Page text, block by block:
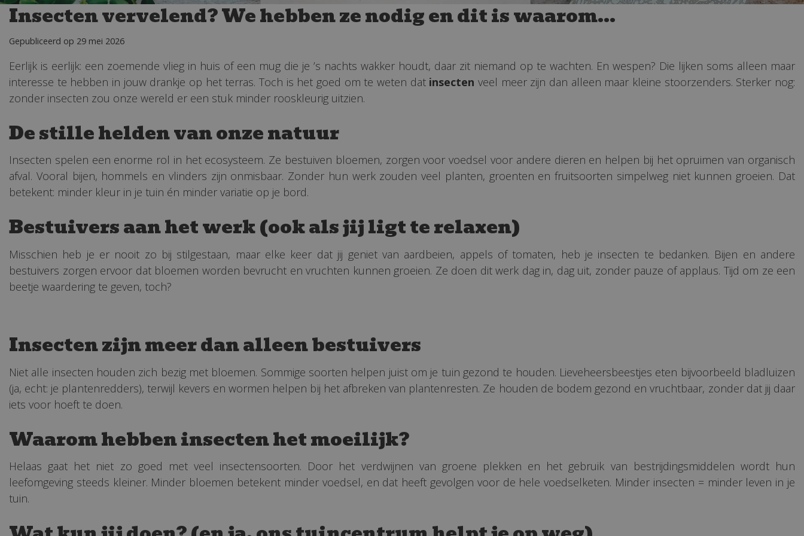
Insecten vervelend? We hebben ze nodig en dit is waarom...
Gepubliceerd op 29 mei 2026
Eerlijk is eerlijk: een zoemende vlieg in huis of een mug die je ’s nachts wakker houdt, daar zit niemand op te wachten. En wespen? Die lijken soms alleen maar
interesse te hebben in jouw drankje op het terras. Toch is het goed om te weten dat insecten veel meer zijn dan alleen maar kleine stoorzenders. Sterker nog:
zonder insecten zou onze wereld er een stuk minder rooskleurig uitzien.
De stille helden van onze natuur
Insecten spelen een enorme rol in het ecosysteem. Ze bestuiven bloemen, zorgen voor voedsel voor andere dieren en helpen bij het opruimen van organisch
afval. Vooral bijen, hommels en vlinders zijn onmisbaar. Zonder hun werk zouden veel planten, groenten en fruitsoorten simpelweg niet kunnen groeien. Dat
betekent: minder kleur in je tuin én minder variatie op je bord.
Bestuivers aan het werk (ook als jij ligt te relaxen)
Misschien heb je er nooit zo bij stilgestaan, maar elke keer dat jij geniet van aardbeien, appels of tomaten, heb je insecten te bedanken. Bijen en andere
bestuivers zorgen ervoor dat bloemen worden bevrucht en vruchten kunnen groeien. Ze doen dit werk dag in, dag uit, zonder pauze of applaus. Tijd om ze een
beetje waardering te geven, toch?
Insecten zijn meer dan alleen bestuivers
Niet alle insecten houden zich bezig met bloemen. Sommige soorten helpen juist om je tuin gezond te houden. Lieveheersbeestjes eten bijvoorbeeld bladluizen
(ja, echt: je plantenredders), terwijl kevers en wormen helpen bij het afbreken van plantenresten. Ze houden de bodem gezond en vruchtbaar, zonder dat jij daar
iets voor hoeft te doen.
Waarom hebben insecten het moeilijk?
Helaas gaat het niet zo goed met veel insectensoorten. Door het verdwijnen van groene plekken en het gebruik van bestrijdingsmiddelen wordt hun
leefomgeving steeds kleiner. Minder bloemen betekent minder voedsel, en dat heeft gevolgen voor de hele voedselketen. Minder insecten = minder leven in je
tuin.